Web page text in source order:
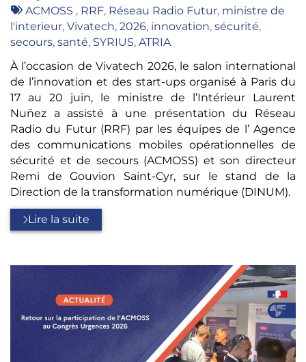
: Tags
:
ACMOSS , RRF, Réseau Radio Futur, ministre de
l'interieur, Vivatech, 2026, innovation, sécurité,
secours, santé, SYRIUS, ATRIA
À l’occasion de Vivatech 2026, le salon international
de l’innovation et des start-ups organisé à Paris du
17 au 20 juin, le ministre de l’Intérieur Laurent
Nuñez a assisté à une présentation du Réseau
Radio du Futur (RRF) par les équipes de l’ Agence
des communications mobiles opérationnelles de
sécurité et de secours (ACMOSS) et son directeur
Remi de Gouvion Saint-Cyr, sur le stand de la
Direction de la transformation numérique (DINUM).
Lire la suite